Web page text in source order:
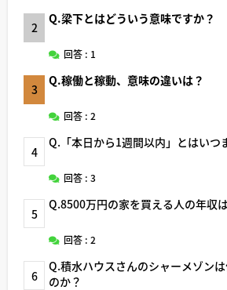
2
Q.梁下とはどういう意味ですか？
回答 : 1
3
Q.稼働と稼動、意味の違いは？
回答 : 2
4
Q.「本日から1週間以内」とはいつ
回答 : 3
5
Q.8500万円の家を買える人の年収
回答 : 2
6
Q.積水ハウスさんのシャーメゾン
のか？